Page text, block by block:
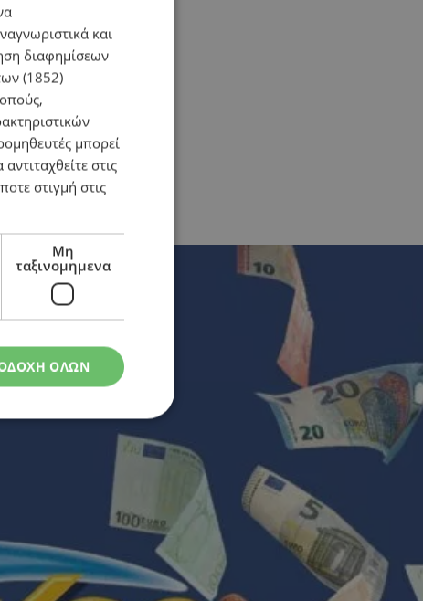
και
διαφημίσεων
(1852)
μπορεί
στις
στιγμή στις
Μη
ταξινομημενα
ΟΛΩΝ